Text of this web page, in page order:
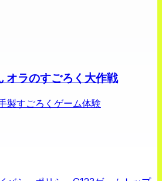
オラのすごろく大作戦
製すごろくゲーム体験